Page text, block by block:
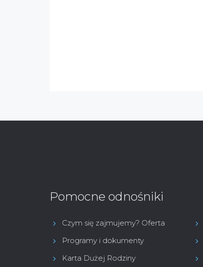
Pomocne odnośniki
Czym się zajmujemy? Oferta
Programy i dokumenty
Karta Dużej Rodziny